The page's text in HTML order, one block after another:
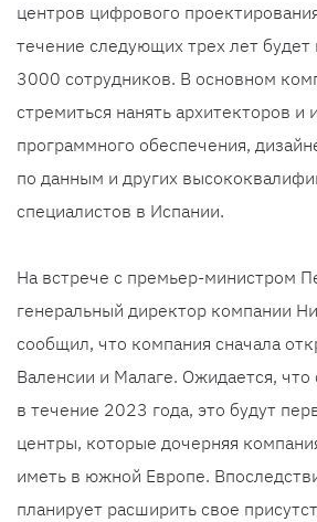
центров цифрового
течение следующих трех лет будет
3000 сотрудников. В основном
стремиться нанять архитекторов и
программного обеспечения,
по данным и других
специалистов в Испании.
На встрече с премьер-министром
генеральный директор компании
сообщил, что компания сначала
Валенсии и Малаге. Ожидается,
в течение 2023 года, это будут
центры, которые дочерняя
иметь в южной Европе.
планирует расширить свое